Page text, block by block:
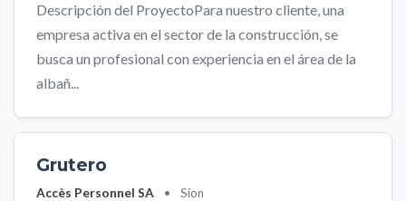
Descripción del ProyectoPara nuestro cliente, una
empresa activa en el sector de la construcción, se
busca un profesional con experiencia en el área de la
albañ...
Grutero
Accès Personnel SA •
Sion